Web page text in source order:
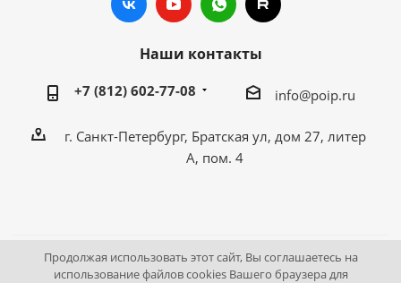
Наши контакты
+7 (812) 602-77-08 info@poip.ru
г. Санкт-Петербург, Братская ул, дом 27, литер
А, пом. 4
2009 - 2026 © Промышленное оборудование Интернет
Продолжая использовать этот сайт, Вы соглашаетесь на
использование файлов cookies Вашего браузера для